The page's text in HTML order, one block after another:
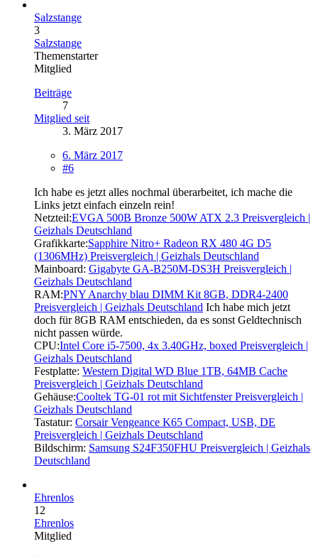
Salzstange
3
Salzstange
Themenstarter
Mitglied
Beiträge
7
Mitglied seit
3. März 2017
6. März 2017
#6
Ich habe es jetzt alles nochmal überarbeitet, ich mache die
Links jetzt einfach einzeln rein!
Netzteil:EVGA 500B Bronze 500W ATX 2.3 Preisvergleich |
Geizhals Deutschland
Grafikkarte:Sapphire Nitro+ Radeon RX 480 4G D5
(1306MHz) Preisvergleich | Geizhals Deutschland
Mainboard: Gigabyte GA-B250M-DS3H Preisvergleich |
Geizhals Deutschland
RAM:PNY Anarchy blau DIMM Kit 8GB, DDR4-2400
Preisvergleich | Geizhals Deutschland Ich habe mich jetzt
doch für 8GB RAM entschieden, da es sonst Geldtechnisch
nicht passen würde.
CPU:Intel Core i5-7500, 4x 3.40GHz, boxed Preisvergleich |
Geizhals Deutschland
Festplatte: Western Digital WD Blue 1TB, 64MB Cache
Preisvergleich | Geizhals Deutschland
Gehäuse:Cooltek TG-01 rot mit Sichtfenster Preisvergleich |
Geizhals Deutschland
Tastatur: Corsair Vengeance K65 Compact, USB, DE
Preisvergleich | Geizhals Deutschland
Bildschirm: Samsung S24F350FHU Preisvergleich | Geizhals
Deutschland
Ehrenlos
12
Ehrenlos
Mitglied